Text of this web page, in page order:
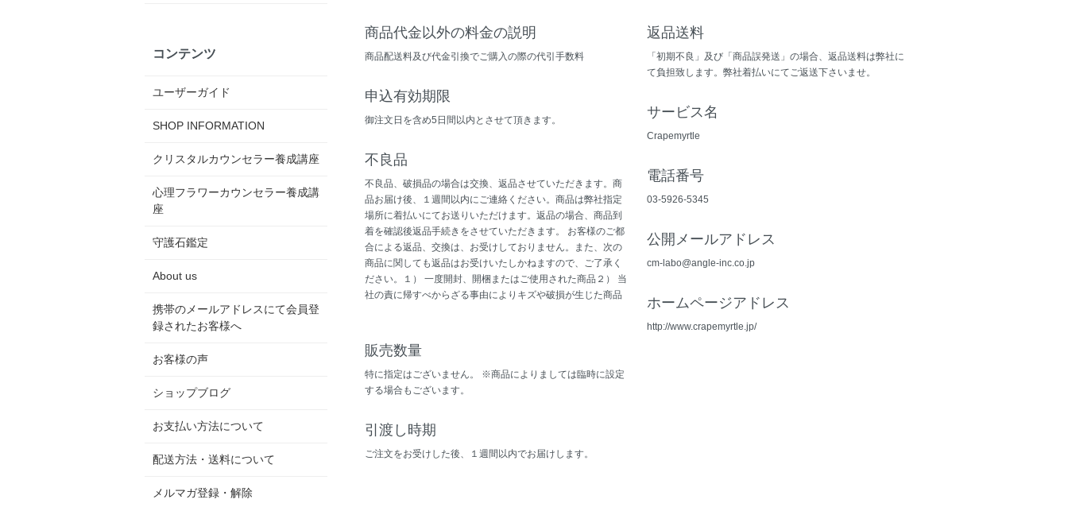
商品代金以外の料金の説明
商品配送料及び代金引換でご購入の際の代引手数料
申込有効期限
御注文日を含め5日間以内とさせて頂きます。
不良品
不良品、破損品の場合は交換、返品させていただきます。商
品お届け後、１週間以内にご連絡ください。商品は弊社指定
場所に着払いにてお送りいただけます。返品の場合、商品到
着を確認後返品手続きをさせていただきます。 お客様のご都
合による返品、交換は、お受けしておりません。また、次の
商品に関しても返品はお受けいたしかねますので、ご了承く
ださい。１） 一度開封、開梱またはご使用された商品２） 当
社の責に帰すべからざる事由によりキズや破損が生じた商品
販売数量
特に指定はございません。 ※商品によりましては臨時に設定
する場合もございます。
引渡し時期
ご注文をお受けした後、１週間以内でお届けします。
返品送料
「初期不良」及び「商品誤発送」の場合、返品送料は弊社に
て負担致します。弊社着払いにてご返送下さいませ。
サービス名
Crapemyrtle
電話番号
03-5926-5345
公開メールアドレス
cm-labo@angle-inc.co.jp
ホームページアドレス
http://www.crapemyrtle.jp/
コンテンツ
ユーザーガイド
SHOP INFORMATION
クリスタルカウンセラー養成講座
心理フラワーカウンセラー養成講
座
守護石鑑定
About us
携帯のメールアドレスにて会員登
録されたお客様へ
お客様の声
ショップブログ
お支払い方法について
配送方法・送料について
メルマガ登録・解除